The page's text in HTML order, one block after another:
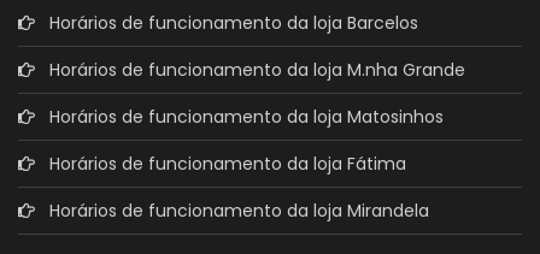
Horários de funcionamento da loja Barcelos
Horários de funcionamento da loja M.nha Grande
Horários de funcionamento da loja Matosinhos
Horários de funcionamento da loja Fátima
Horários de funcionamento da loja Mirandela